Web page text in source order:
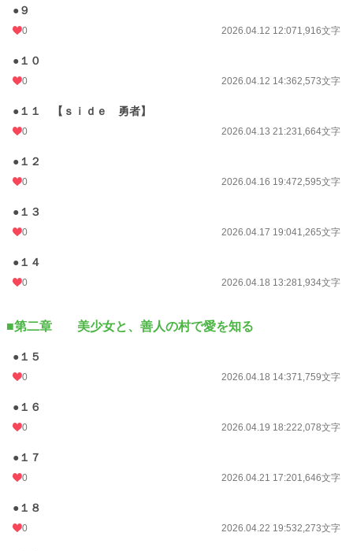
●９
0 2026.04.12 12:071,916文字
●１０
0 2026.04.12 14:362,573文字
●１１ 【ｓｉｄｅ 勇者】
0 2026.04.13 21:231,664文字
●１２
0 2026.04.16 19:472,595文字
●１３
0 2026.04.17 19:041,265文字
●１４
0 2026.04.18 13:281,934文字
■第二章 美少女と、善人の村で愛を知る
●１５
0 2026.04.18 14:371,759文字
●１６
0 2026.04.19 18:222,078文字
●１７
0 2026.04.21 17:201,646文字
●１８
0 2026.04.22 19:532,273文字